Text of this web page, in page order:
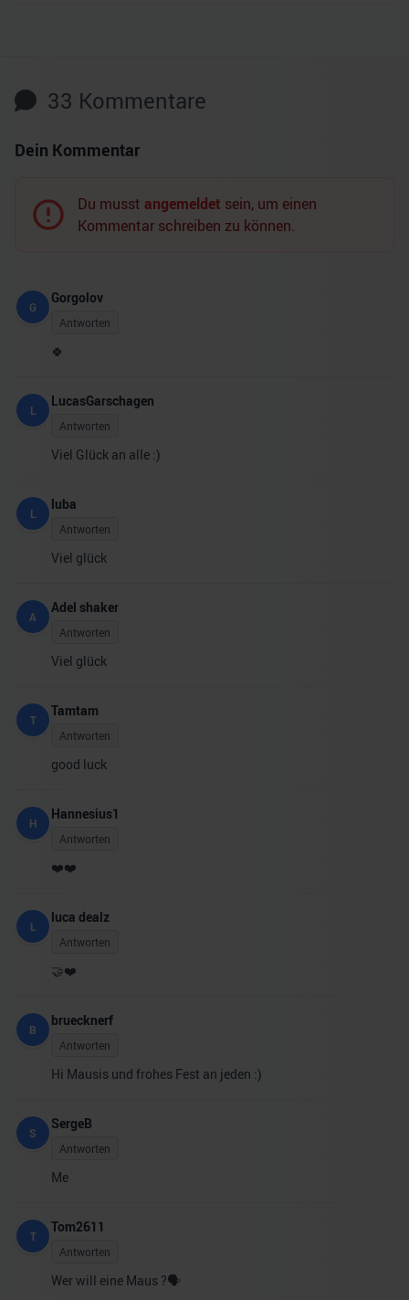
33 Kommentare
Dein Kommentar
Du musst angemeldet sein, um einen
Kommentar schreiben zu können.
G
Gorgolov
Antworten
🍀
L
LucasGarschagen
Antworten
Viel Glück an alle :)
L
luba
Antworten
Viel glück
A
Adel shaker
Antworten
Viel glück
T
Tamtam
Antworten
good luck
H
Hannesius1
Antworten
❤️❤️
L
luca dealz
Antworten
🤝❤️
B
bruecknerf
Antworten
Hi Mausis und frohes Fest an jeden :)
S
SergeB
Antworten
Me
T
Tom2611
Antworten
Wer will eine Maus ?🗣️